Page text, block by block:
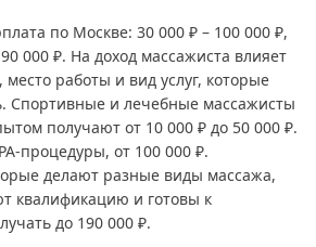
по Москве: 30 000 ₽ – 100 000 ₽,
000 ₽. На доход массажиста влияет
работы и вид услуг, которые
Спортивные и лечебные массажисты
получают от 10 000 ₽ до 50 000 ₽.
процедуры, от 100 000 ₽.
делают разные виды массажа,
квалификацию и готовы к
до 190 000 ₽.